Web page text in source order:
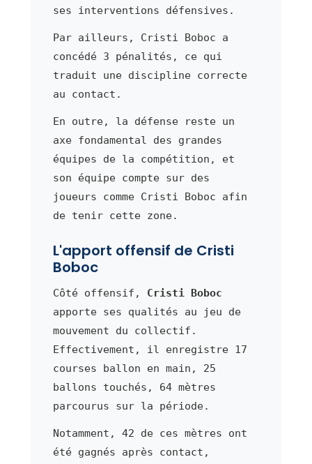
ses interventions défensives.
Par ailleurs, Cristi Boboc a
concédé 3 pénalités, ce qui
traduit une discipline correcte
au contact.
En outre, la défense reste un
axe fondamental des grandes
équipes de la compétition, et
son équipe compte sur des
joueurs comme Cristi Boboc afin
de tenir cette zone.
L'apport offensif de Cristi
Boboc
Côté offensif, Cristi Boboc
apporte ses qualités au jeu de
mouvement du collectif.
Effectivement, il enregistre 17
courses ballon en main, 25
ballons touchés, 64 mètres
parcourus sur la période.
Notamment, 42 de ces mètres ont
été gagnés après contact,